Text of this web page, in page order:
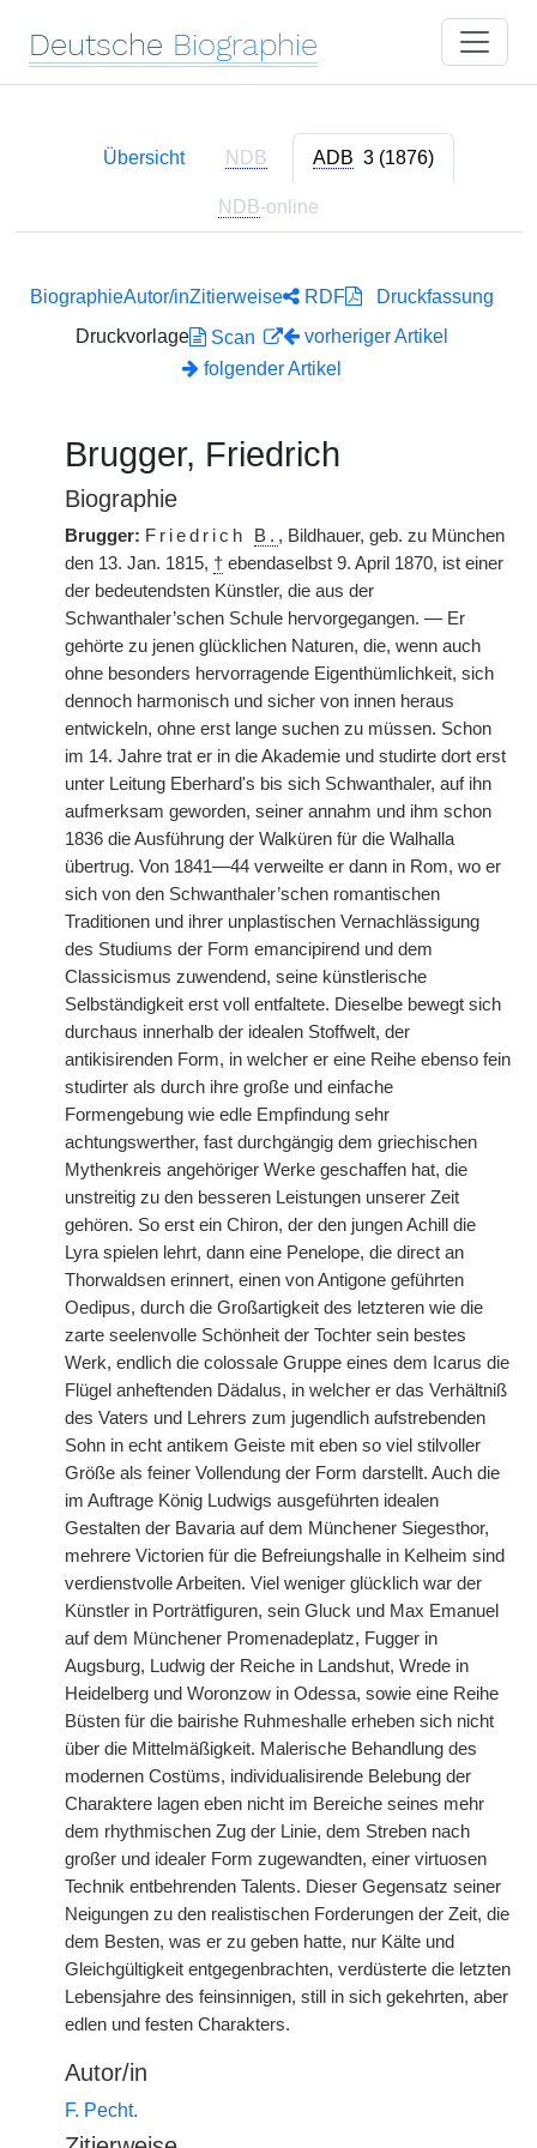
Deutsche Biographie
Übersicht NDB ADB 3 (1876)
NDB-online
BiographieAutor/inZitierweise RDF
Druckfassung
Druckvorlage
Scan
vorheriger Artikel
folgender Artikel
Brugger, Friedrich
Biographie
Brugger: Friedrich B. , Bildhauer, geb. zu München
den 13. Jan. 1815, † ebendaselbst 9. April 1870, ist einer
der bedeutendsten Künstler, die aus der
Schwanthaler’schen Schule hervorgegangen. — Er
gehörte zu jenen glücklichen Naturen, die, wenn auch
ohne besonders hervorragende Eigenthümlichkeit, sich
dennoch harmonisch und sicher von innen heraus
entwickeln, ohne erst lange suchen zu müssen. Schon
im 14. Jahre trat er in die Akademie und studirte dort erst
unter Leitung Eberhard's bis sich Schwanthaler, auf ihn
aufmerksam geworden, seiner annahm und ihm schon
1836 die Ausführung der Walküren für die Walhalla
übertrug. Von 1841—44 verweilte er dann in Rom, wo er
sich von den Schwanthaler’schen romantischen
Traditionen und ihrer unplastischen Vernachlässigung
des Studiums der Form emancipirend und dem
Classicismus zuwendend, seine künstlerische
Selbständigkeit erst voll entfaltete. Dieselbe bewegt sich
durchaus innerhalb der idealen Stoffwelt, der
antikisirenden Form, in welcher er eine Reihe ebenso fein
studirter als durch ihre große und einfache
Formengebung wie edle Empfindung sehr
achtungswerther, fast durchgängig dem griechischen
Mythenkreis angehöriger Werke geschaffen hat, die
unstreitig zu den besseren Leistungen unserer Zeit
gehören. So erst ein Chiron, der den jungen Achill die
Lyra spielen lehrt, dann eine Penelope, die direct an
Thorwaldsen erinnert, einen von Antigone geführten
Oedipus, durch die Großartigkeit des letzteren wie die
zarte seelenvolle Schönheit der Tochter sein bestes
Werk, endlich die colossale Gruppe eines dem Icarus die
Flügel anheftenden Dädalus, in welcher er das Verhältniß
des Vaters und Lehrers zum jugendlich aufstrebenden
Sohn in echt antikem Geiste mit eben so viel stilvoller
Größe als feiner Vollendung der Form darstellt. Auch die
im Auftrage König Ludwigs ausgeführten idealen
Gestalten der Bavaria auf dem Münchener Siegesthor,
mehrere Victorien für die Befreiungshalle in Kelheim sind
verdienstvolle Arbeiten. Viel weniger glücklich war der
Künstler in Porträtfiguren, sein Gluck und Max Emanuel
auf dem Münchener Promenadeplatz, Fugger in
Augsburg, Ludwig der Reiche in Landshut, Wrede in
Heidelberg und Woronzow in Odessa, sowie eine Reihe
Büsten für die bairishe Ruhmeshalle erheben sich nicht
über die Mittelmäßigkeit. Malerische Behandlung des
modernen Costüms, individualisirende Belebung der
Charaktere lagen eben nicht im Bereiche seines mehr
dem rhythmischen Zug der Linie, dem Streben nach
großer und idealer Form zugewandten, einer virtuosen
Technik entbehrenden Talents. Dieser Gegensatz seiner
Neigungen zu den realistischen Forderungen der Zeit, die
dem Besten, was er zu geben hatte, nur Kälte und
Gleichgültigkeit entgegenbrachten, verdüsterte die letzten
Lebensjahre des feinsinnigen, still in sich gekehrten, aber
edlen und festen Charakters.
Autor/in
F. Pecht.